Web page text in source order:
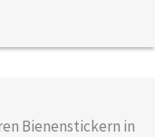
Bienenstickern in